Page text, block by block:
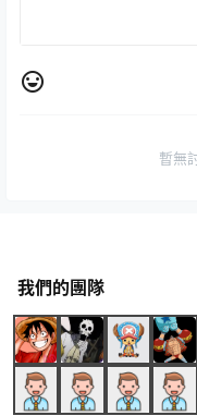
暫無
我們的團隊